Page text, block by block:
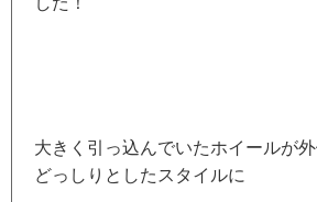
大きく引っ込んでいたホイールが外
どっしりとしたスタイルに